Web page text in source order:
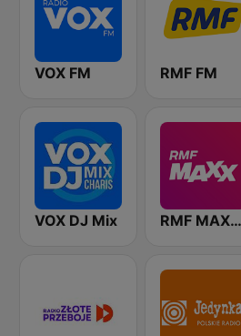
VOX FM RMF FM
VOX DJ Mix RMF MAXXX